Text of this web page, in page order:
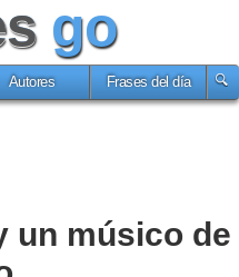
go
Autores Frases del día
un músico de